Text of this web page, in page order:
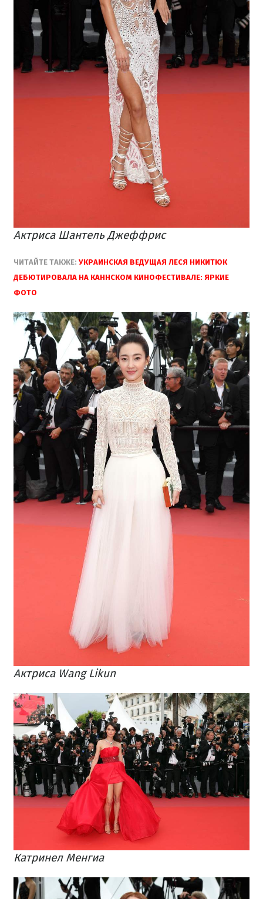
Актриса Шантель Джеффрис
ЧИТАЙТЕ ТАКЖЕ: УКРАИНСКАЯ ВЕДУЩАЯ ЛЕСЯ НИКИТЮК
ДЕБЮТИРОВАЛА НА КАННСКОМ КИНОФЕСТИВАЛЕ: ЯРКИЕ
ФОТО
Актриса Wang Likun
Катринел Менгиа